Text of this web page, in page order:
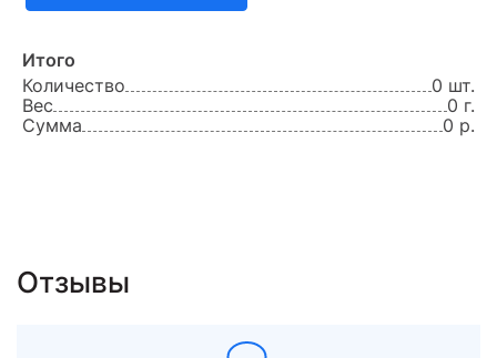
1.34
Итого
Количество
0 шт.
Вес
0 г.
Сумма
0 р.
Отзывы